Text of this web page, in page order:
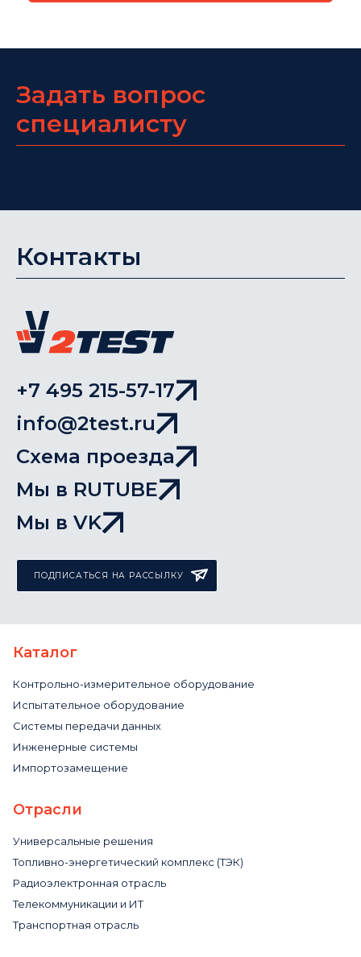
Задать вопрос
специалисту
Контакты
+7 495 215-57-17
info@2test.ru
Схема проезда
Мы в RUTUBE
Мы в VK
ПОДПИСАТЬСЯ НА РАССЫЛКУ
Каталог
Контрольно-измерительное оборудование
Испытательное оборудование
Системы передачи данных
Инженерные системы
Импортозамещение
Отрасли
Универсальные решения
Топливно-энергетический комплекс (ТЭК)
Радиоэлектронная отрасль
Телекоммуникации и ИТ
Транспортная отрасль